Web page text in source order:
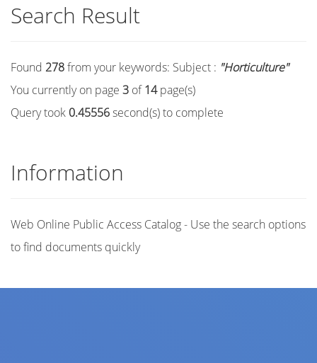
Search Result
Found 278from your keywords: Subject : "Horticulture"
You currently on page 3 of14page(s)
Query took 0.45556second(s) to complete
Information
Web Online Public Access Catalog - Use the search options
to find documents quickly